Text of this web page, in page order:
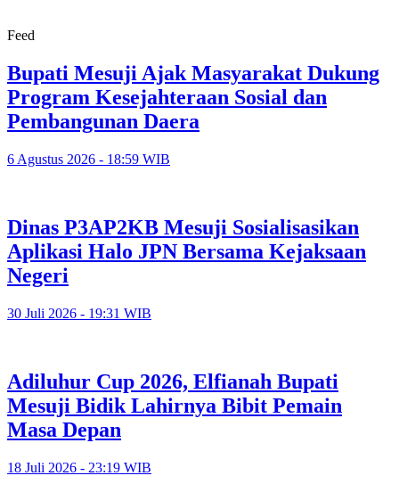
Feed
Bupati Mesuji Ajak Masyarakat Dukung
Program Kesejahteraan Sosial dan
Pembangunan Daera
6 Agustus 2026 - 18:59 WIB
Dinas P3AP2KB Mesuji Sosialisasikan
Aplikasi Halo JPN Bersama Kejaksaan
Negeri
30 Juli 2026 - 19:31 WIB
Adiluhur Cup 2026, Elfianah Bupati
Mesuji Bidik Lahirnya Bibit Pemain
Masa Depan
18 Juli 2026 - 23:19 WIB